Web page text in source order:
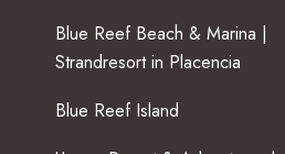
Blue Reef Beach & Marina |
Strandresort in Placencia
Blue Reef Island